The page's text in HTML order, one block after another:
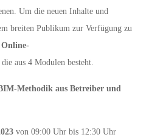
Um die neuen Inhalte und
breiten Publikum zur Verfügung zu
Online-
aus 4 Modulen besteht.
Methodik aus Betreiber und
von 09:00 Uhr bis 12:30 Uhr